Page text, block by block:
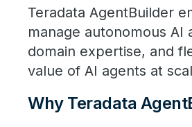
Teradata AgentBuilder
manage autonomous
domain expertise, and
value of AI agents at
Why Teradata